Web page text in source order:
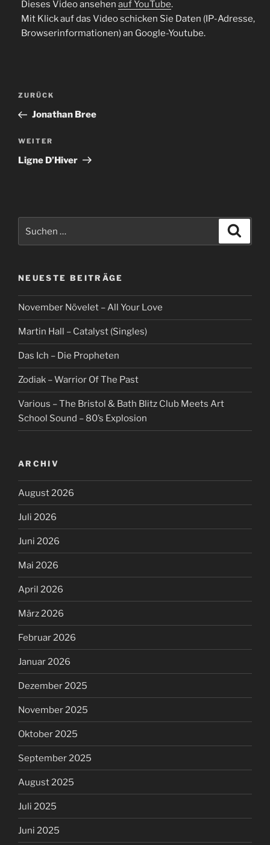
Dieses Video ansehen auf YouTube.
Mit Klick auf das Video schicken Sie Daten (IP-Adresse,
Browserinformationen) an Google-Youtube.
Beitragsnavigation
Vorheriger
Beitrag
ZURÜCK
Jonathan Bree
Nächster
Beitrag
WEITER
Ligne D’Hiver
nach:
NEUESTE BEITRÄGE
November Növelet – All Your Love
Martin Hall – Catalyst (Singles)
Das Ich – Die Propheten
Zodiak – Warrior Of The Past
Various – The Bristol & Bath Blitz Club Meets Art
School Sound – 80’s Explosion
ARCHIV
August 2026
Juli 2026
Juni 2026
Mai 2026
April 2026
März 2026
Februar 2026
Januar 2026
Dezember 2025
November 2025
Oktober 2025
September 2025
August 2025
Juli 2025
Juni 2025